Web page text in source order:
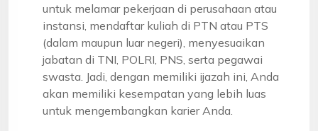
untuk melamar pekerjaan di perusahaan atau
instansi, mendaftar kuliah di PTN atau PTS
(dalam maupun luar negeri), menyesuaikan
jabatan di TNI, POLRI, PNS, serta pegawai
swasta. Jadi, dengan memiliki ijazah ini, Anda
akan memiliki kesempatan yang lebih luas
untuk mengembangkan karier Anda.